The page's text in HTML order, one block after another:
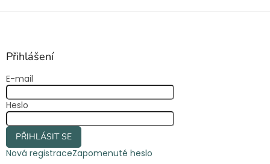
l
p
y
ý
Z
Přihlášení
E-mail
Heslo
PŘIHLÁSIT SE
Nová registraceZapomenuté heslo